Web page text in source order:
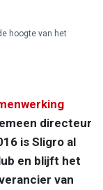
hoogte van het
directeur
is Sligro al
en blijft het
van